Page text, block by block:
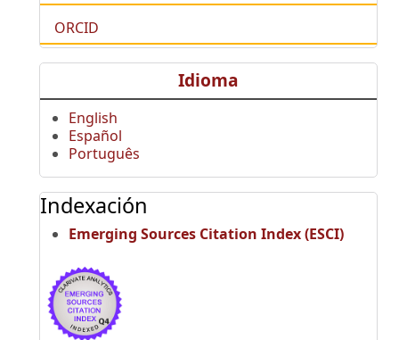
ORCID
Idioma
English
Español
Português
Indexación
Emerging Sources Citation Index (ESCI)